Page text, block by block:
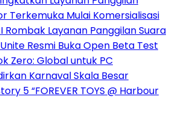
Terkemuka Mulai Komersialisasi
Rombak Layanan Panggilan Suara
Resmi Buka Open Beta Test
Zero: Global untuk PC
Karnaval Skala Besar
5 “FOREVER TOYS @ Harbour